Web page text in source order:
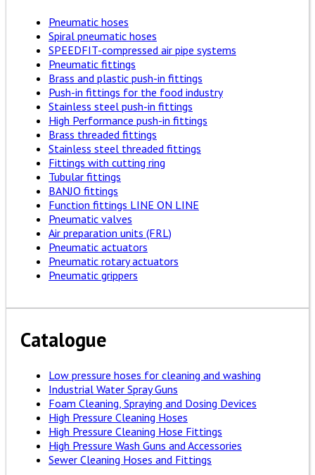
Pneumatic hoses
Spiral pneumatic hoses
SPEEDFIT-compressed air pipe systems
Pneumatic fittings
Brass and plastic push-in fittings
Push-in fittings for the food industry
Stainless steel push-in fittings
High Performance push-in fittings
Brass threaded fittings
Stainless steel threaded fittings
Fittings with cutting ring
Tubular fittings
BANJO fittings
Function fittings LINE ON LINE
Pneumatic valves
Air preparation units (FRL)
Pneumatic actuators
Pneumatic rotary actuators
Pneumatic grippers
Catalogue
Low pressure hoses for cleaning and washing
Industrial Water Spray Guns
Foam Cleaning, Spraying and Dosing Devices
High Pressure Cleaning Hoses
High Pressure Cleaning Hose Fittings
High Pressure Wash Guns and Accessories
Sewer Cleaning Hoses and Fittings